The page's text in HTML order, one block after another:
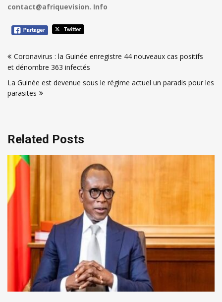
contact@afriquevision. Info
de
l’article
Coronavirus : la Guinée enregistre 44 nouveaux cas positifs
et dénombre 363 infectés
La Guinée est devenue sous le régime actuel un paradis pour les
parasites
Related Posts